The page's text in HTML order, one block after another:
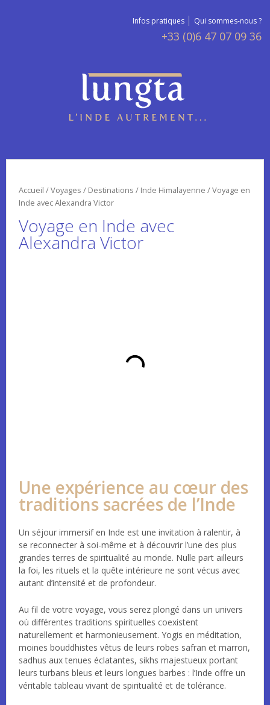
Infos pratiques Qui sommes-nous ?
+33 (0)6 47 07 09 36
Accueil /Voyages / Destinations / Inde Himalayenne / Voyage en
Inde avec Alexandra Victor
Voyage en Inde avec
Alexandra Victor
Une expérience au cœur des
traditions sacrées de l’Inde
Un séjour immersif en Inde est une invitation à ralentir, à
se reconnecter à soi-même et à découvrir l’une des plus
grandes terres de spiritualité au monde. Nulle part ailleurs
la foi, les rituels et la quête intérieure ne sont vécus avec
autant d’intensité et de profondeur.
Au fil de votre voyage, vous serez plongé dans un univers
où différentes traditions spirituelles coexistent
naturellement et harmonieusement. Yogis en méditation,
moines bouddhistes vêtus de leurs robes safran et marron,
sadhus aux tenues éclatantes, sikhs majestueux portant
leurs turbans bleus et leurs longues barbes : l’Inde offre un
véritable tableau vivant de spiritualité et de tolérance.